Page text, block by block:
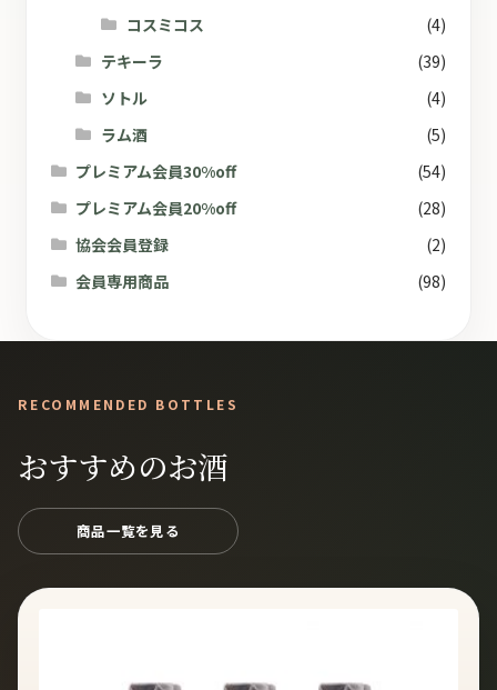
コスミコス
(4)
テキーラ
(39)
ソトル
(4)
ラム酒
(5)
プレミアム会員30%off
(54)
プレミアム会員20%off
(28)
協会会員登録
(2)
会員専用商品
(98)
RECOMMENDED BOTTLES
おすすめのお酒
商品一覧を見る